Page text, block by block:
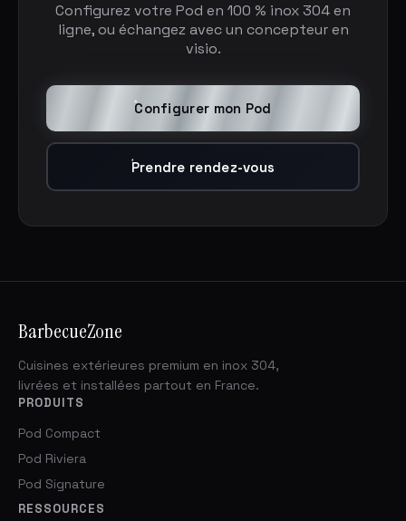
Configurez votre Pod en 100 % inox 304 en
ligne, ou échangez avec un concepteur en
visio.
Configurer mon Pod
Prendre rendez-vous
BarbecueZone
Cuisines extérieures premium en inox 304,
livrées et installées partout en France.
PRODUITS
Pod Compact
Pod Riviera
Pod Signature
RESSOURCES